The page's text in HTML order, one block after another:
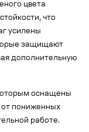
цвета
что
усилены
защищают
дополнительную
оснащены
от пониженных
работе.